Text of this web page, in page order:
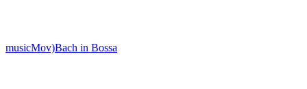
musicMov)Bach in Bossa